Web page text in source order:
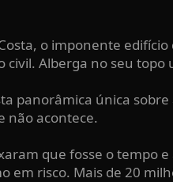
o imponente
Alberga no seu
panorâmica única
não acontece.
que fosse o tempo
em risco. Mais de 20